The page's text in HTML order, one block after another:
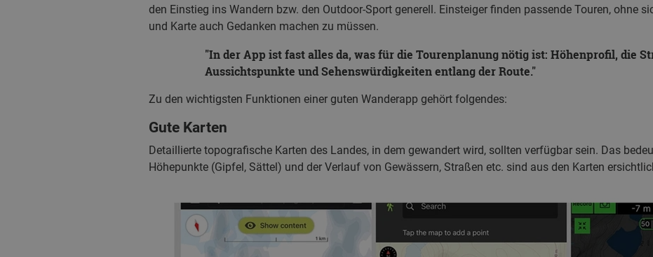
den Einstieg ins Wandern bzw. den Outdoor-Sport generell. Einsteiger finden passende Touren, ohne
und Karte auch Gedanken machen zu müssen.
In der App ist fast alles da, was für die Tourenplanung nötig ist: Höhenprofil, die
Aussichtspunkte und Sehenswürdigkeiten entlang der Route.
Zu den wichtigsten Funktionen einer guten Wanderapp gehört folgendes:
Gute Karten
Detaillierte topografische Karten des Landes, in dem gewandert wird, sollten verfügbar sein. Das
Höhepunkte (Gipfel, Sättel) und der Verlauf von Gewässern, Straßen etc. sind aus den Karten